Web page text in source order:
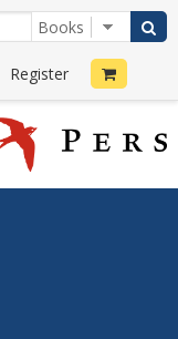
Register